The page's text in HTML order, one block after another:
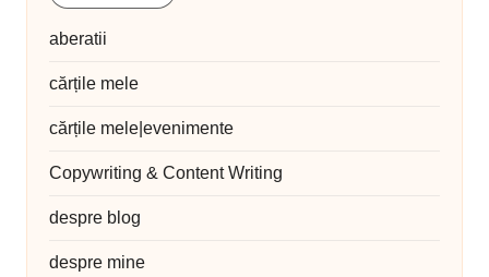
aberatii
cărțile mele
cărțile mele|evenimente
Copywriting & Content Writing
despre blog
despre mine